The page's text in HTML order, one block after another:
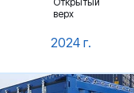
верх
2024 г.